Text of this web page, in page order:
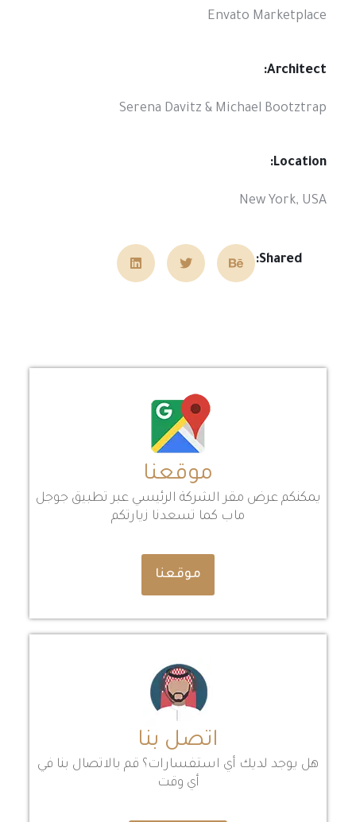
Envato Marketplace
Architect:
Serena Davitz & Michael Bootztrap
Location:
New York, USA
Shared:
موقعنا
يمكنكم عرض مقر الشركة الرئيسي عبر تطبيق جوجل
ماب كما تسعدنا زيارتكم
موقعنا
اتصل بنا
هل يوجد لديك أي استفسارات؟ قم بالاتصال بنا في
أي وقت